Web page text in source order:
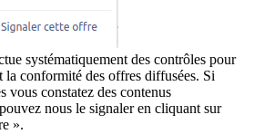
systématiquement des contrôles pour
la conformité des offres diffusées. Si
vous constatez des contenus
nous le signaler en cliquant sur
».